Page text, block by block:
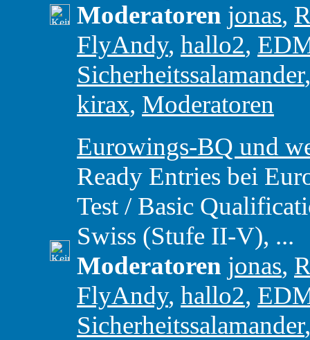
Moderatoren jonas,
FlyAndy, hallo2,
Sicherheitssalamander
kirax, Moderatoren
Eurowings-BQ und
Ready Entries bei
Test / Basic
Swiss (Stufe II-V), ...
Moderatoren jonas,
FlyAndy, hallo2,
Sicherheitssalamander